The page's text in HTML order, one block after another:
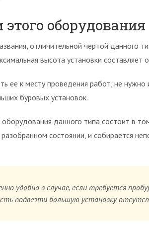
этого оборудования
отличительной чертой данного
высота установки
ее к месту проведения работ, не нужно
буровых установок.
данного типа состоит в
состоянии, и собирается
удобно в случае, если требуется
подвезти большую установку